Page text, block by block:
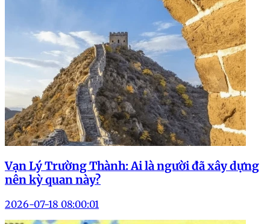
Vạn Lý Trường Thành: Ai là người đã xây dựng
nên kỳ quan này?
2026-07-18 08:00:01